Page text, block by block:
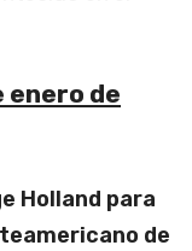
enero de
Holland para
de